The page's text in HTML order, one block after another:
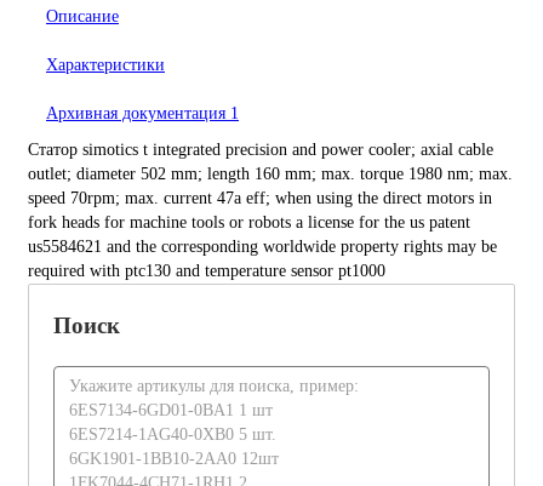
Описание
Характеристики
Архивная документация 1
Статор simotics t integrated precision and power cooler; axial cable
outlet; diameter 502 mm; length 160 mm; max. torque 1980 nm; max.
speed 70rpm; max. current 47a eff; when using the direct motors in
fork heads for machine tools or robots a license for the us patent
us5584621 and the corresponding worldwide property rights may be
required with ptc130 and temperature sensor pt1000
Поиск